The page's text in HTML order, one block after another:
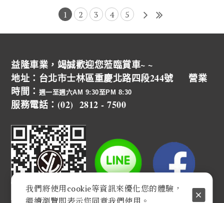
1 2 3 4 5
益隆車業，竭誠歡迎您蒞臨賞車~ ~
地址：台北市士林區重慶北路四段244號 營業
時間： 週一至週六AM 9:30至PM 8:30
服務電話：(02) 2812 - 7500
我們將使用cookie等資訊來優化您的體驗，